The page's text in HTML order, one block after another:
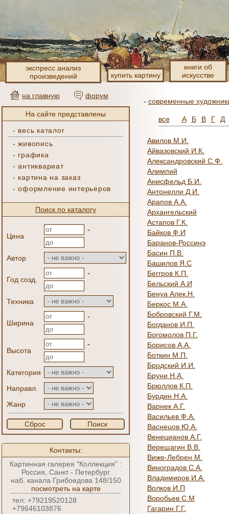
экспресс анализ
произведений
купить картину
книги об
искусстве
на главную форум
На сайте представлены
- весь каталог
-живопись
- графика
-антиквариат
- картина на заказ
-оформление интерьеров
Поиск по каталогу
Цена
-
Автор
Год созд.
-
Техника
Ширина
-
Высота
-
Категория
Направл.
Жанр
Сброс Поиск
Контакты:
Картинная галерея "Коллекция" :
Россия, Санкт - Петербург
наб. канала Грибоедова 148/150
посмотреть на карте
тел: +79219520128
+79646103876
- современные
все А Б В Г Д
Авилов М.И.
Айвазовский И.К.
Александровский С.Ф.
Алимпий
Анисфельд Б.И.
Антонелли Д.И.
Арапов А.А.
Архангельский
Астапов Г.К.
Байков Ф.И
Баранов-Россинэ
Басин П.В.
Башилов Я.С
Беггров К.П.
Бельский А.И
Бенуа Алек.Н.
Беркос М.А.
Бобровский Г.М.
Богданов И.П.
Богомолов П.Г.
Борисов А.А.
Боткин М.П.
Бродский И.И.
Бруни Н.А.
Брюллов К.П.
Бурдин Н.А.
Варнек А.Г.
Васильев Ф.А.
Васнецов Ю.А.
Венецианов А.Г.
Верещагин В.В.
Виже-Лебрен М.
Виноградов С.А.
Владимиров И.А.
Волков И.П
Воробьев С.М
Гагарин Г.Г.